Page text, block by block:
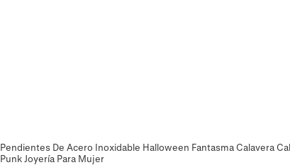
Pendientes De Acero Inoxidable Halloween Fantasma Calavera
Punk Joyería Para Mujer